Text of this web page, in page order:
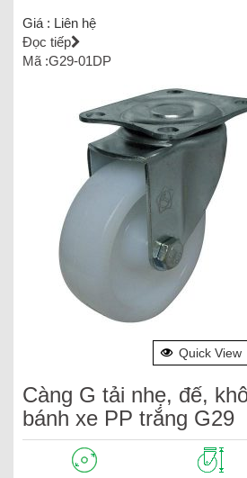
Giá : Liên hệ
Đọc tiếp
Mã :G29-01DP
Quick View
Càng G tải nhẹ, đế,
bánh xe PP trắng G29